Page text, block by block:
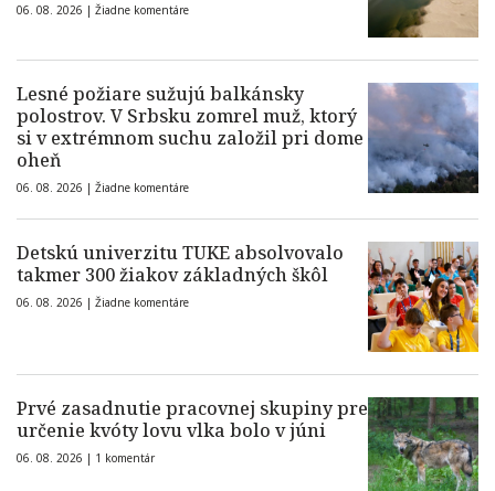
06. 08. 2026 | Žiadne komentáre
Lesné požiare sužujú balkánsky
polostrov. V Srbsku zomrel muž, ktorý
si v extrémnom suchu založil pri dome
oheň
06. 08. 2026 | Žiadne komentáre
Detskú univerzitu TUKE absolvovalo
takmer 300 žiakov základných škôl
06. 08. 2026 | Žiadne komentáre
Prvé zasadnutie pracovnej skupiny pre
určenie kvóty lovu vlka bolo v júni
06. 08. 2026 | 1 komentár